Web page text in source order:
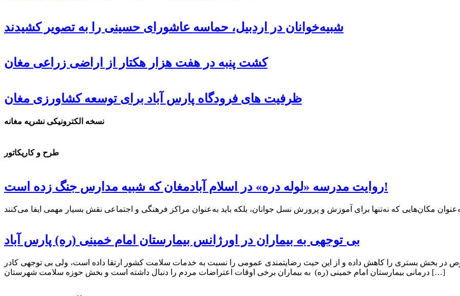
شبیه‌خوانان در اردبیل، حماسه عاشورای حسینی را به تصویر کشیدند
کشت پنبه در هفت هزار هکتار از اراضی زراعی مغان
ظرفیت های فرودگاه پارس آباد برای توسعه کشاورزی مغان
نسخه الکترونیکی نشریه مغانه
طرح و کاریکاتور
روایت مدرسه «لوله دره» در اسلام آبادمغان که شبیه مدارس جنگ زده است!
بی توجهی به بیماران در اورژانس بیمارستان امام خمینی (ره) پارس آباد
در بخش بستری را کاهش داده و از این حیث رضایتمندی عمومی را نسبت به خدمات سلامت کشور ارتقا داده است، ولی بی توجهی کادر
درمانی بیمارستان امام خمینی (ره) به بیماران برخی اوقات اعتراضات مردم را دنبال داشته است و بخش حوزه سلامت شهرستان […]